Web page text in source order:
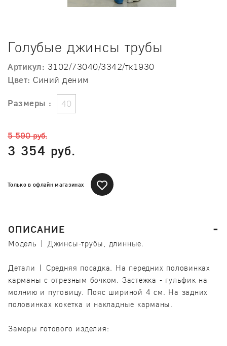
Голубые джинсы трубы
Артикул: 3102/73040/3342/тк1930
Цвет: Синий деним
Размеры : 40
5 590 руб.
3 354 руб.
Только в офлайн магазинах
ОПИСАНИЕ
Модель | Джинсы-трубы, длинные.
Детали | Средняя посадка. На передних половинках
карманы с отрезным бочком. Застежка - гульфик на
молнию и пуговицу. Пояс шириной 4 см. На задних
половинках кокетка и накладные карманы.
Замеры готового изделия: